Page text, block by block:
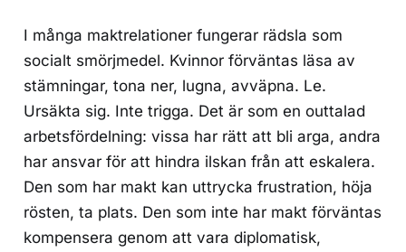
I många maktrelationer fungerar rädsla som
socialt smörjmedel. Kvinnor förväntas läsa av
stämningar, tona ner, lugna, avväpna. Le.
Ursäkta sig. Inte trigga. Det är som en outtalad
arbetsfördelning: vissa har rätt att bli arga, andra
har ansvar för att hindra ilskan från att eskalera.
Den som har makt kan uttrycka frustration, höja
rösten, ta plats. Den som inte har makt förväntas
kompensera genom att vara diplomatisk,